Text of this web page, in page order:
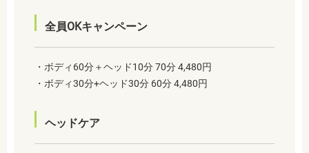
全員OKキャンペーン
・ボディ60分＋ヘッド10分 70分 4,480円
・ボディ30分+ヘッド30分 60分 4,480円
ヘッドケア